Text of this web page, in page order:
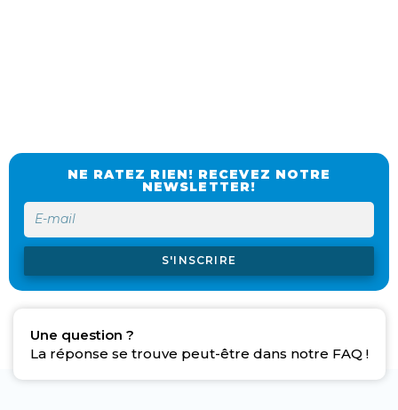
NE RATEZ RIEN! RECEVEZ NOTRE
NEWSLETTER!
S'INSCRIRE
Une question ?
La réponse se trouve peut-être dans notre FAQ !